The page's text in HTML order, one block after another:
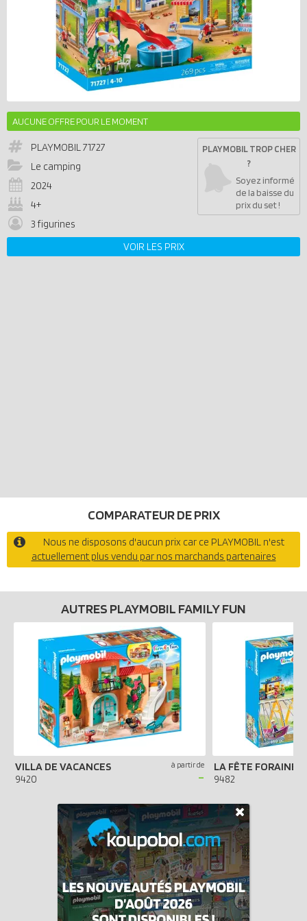
AUCUNE OFFRE POUR LE MOMENT
PLAYMOBIL71727
Le camping
2024
4+
3 figurines
PLAYMOBIL TROP CHER
?
Soyez informé
de la baisse du
prix du set !
VOIR LES PRIX
COMPARATEUR DE PRIX
Nous ne disposons d'aucun prix car ce PLAYMOBIL n'est
actuellement plus vendu par nos marchands partenaires
AUTRES PLAYMOBIL FAMILY FUN
VILLA DE VACANCES
9420
à partir de
-
LA FÊTE FORAINE
9482